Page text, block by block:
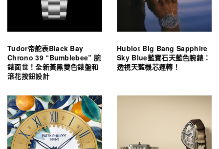
Tudor帝舵表Black Bay
Chrono 39 “Bumblebee” 腕
錶面世！全新黃黑雙色錶盤和
滾花按鈕設計
Hublot Big Bang Sapphire
Sky Blue藍寶石天藍色腕錶：
透視天藍機芯運轉！